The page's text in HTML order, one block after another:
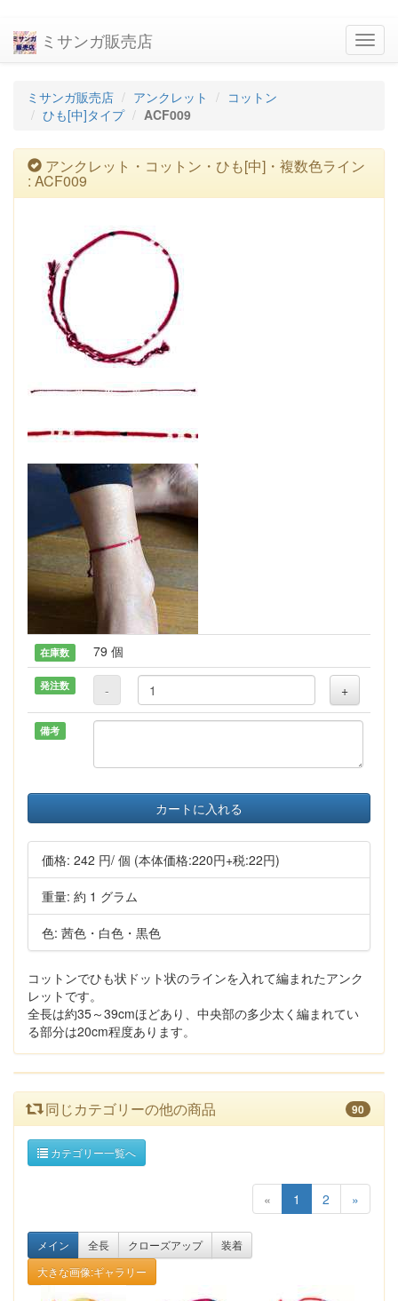
ミサンガ販売店
ミサンガ販売店 アンクレット
コットン
ひも[中]タイプ
ACF009
アンクレット・コットン・ひも[中]・複数色ライン
: ACF009
在庫数 79 個
発注数 - +
備考
カートに入れる
価格: 242 円/ 個 (本体価格:220円+税:22円)
重量: 約 1 グラム
色: 茜色・白色・黒色
コットンでひも状ドット状のラインを入れて編まれたアンク
レットです。
全長は約35～39cmほどあり、中央部の多少太く編まれてい
る部分は20cm程度あります。
同じカテゴリーの他の商品 90
カテゴリー一覧へ
« 1 2 »
メイン 全長 クローズアップ
装着
大きな画像:ギャラリー